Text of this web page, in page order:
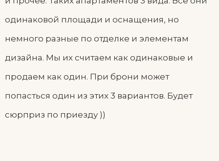
одинаковой площади и оснащения, но
немного разные по отделке и элементам
дизайна. Мы их считаем как одинаковые и
продаем как один. При брони может
попасться один из этих 3 вариантов. Будет
сюрприз по приезду ))